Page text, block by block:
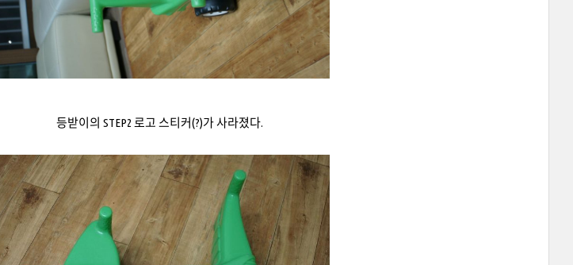
등받이의 STEP2 로고 스티커(?)가 사라졌다.